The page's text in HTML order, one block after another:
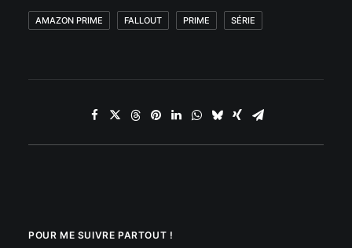
AMAZON PRIME FALLOUT PRIME SÉRIE
POUR ME SUIVRE PARTOUT !